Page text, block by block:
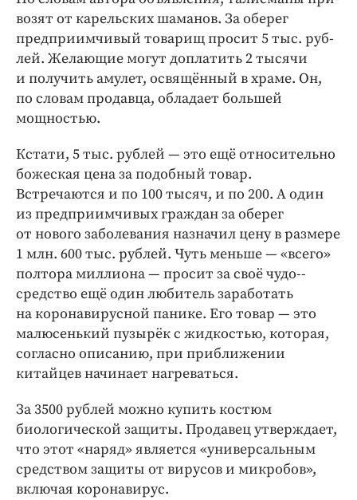
возят от карельских шаманов. За оберег
предприимчивый товарищ просит 5 тыс. руб­
лей. Желающие могут доплатить 2 тысячи
и получить амулет, освящённый в храме. Он,
по словам продавца, обладает большей
мощностью.
Кстати, 5 тыс. руб­лей — ​это ещё относительно
божеская цена за подобный товар.
Встречаются и по 100 тысяч, и по 200. А один
из предприимчивых граждан за оберег
от нового заболевания назначил цену в размере
1 млн. 600 тыс. руб­лей. Чуть меньше — ​«всего»
полтора миллиона — ​просит за своё чудо-­
средство ещё один любитель заработать
на коронавирусной панике. Его товар — ​это
малюсенький пузырёк с жидкостью, которая,
согласно описанию, при приближении
китайцев начинает нагреваться.
За 3500 руб­лей можно купить костюм
биологической защиты. Продавец утверждает,
что этот «наряд» является «универсальным
средством защиты от вирусов и микробов»,
включая коронавирус.